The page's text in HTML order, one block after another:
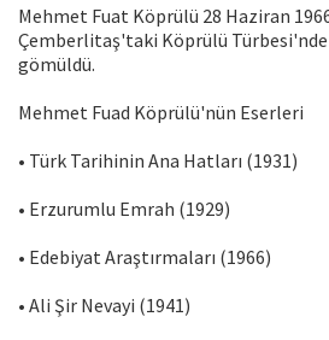
Mehmet Fuat Köprülü 28 Haziran
Çemberlitaş'taki Köprülü Türbesi'nde
gömüldü.
Mehmet Fuad Köprülü'nün Eserleri
• Türk Tarihinin Ana Hatları (1931)
• Erzurumlu Emrah (1929)
• Edebiyat Araştırmaları (1966)
• Ali Şir Nevayi (1941)